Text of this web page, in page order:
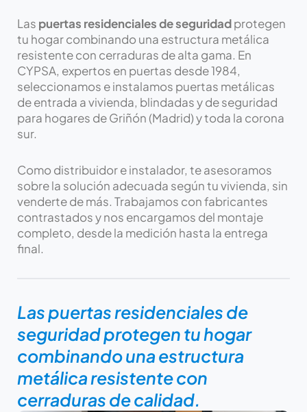
Las puertas residenciales de seguridadprotegen
tu hogar combinando una estructura metálica
resistente con cerraduras de alta gama. En
CYPSA, expertos en puertas desde 1984,
seleccionamos e instalamos puertas metálicas
de entrada a vivienda, blindadas y de seguridad
para hogares de Griñón (Madrid) y toda la corona
sur.
Como distribuidor e instalador, te asesoramos
sobre la solución adecuada según tu vivienda, sin
venderte de más. Trabajamos con fabricantes
contrastados y nos encargamos del montaje
completo, desde la medición hasta la entrega
final.
Las puertas residenciales de
seguridad protegen tu hogar
combinando una estructura
metálica resistente con
cerraduras de calidad.